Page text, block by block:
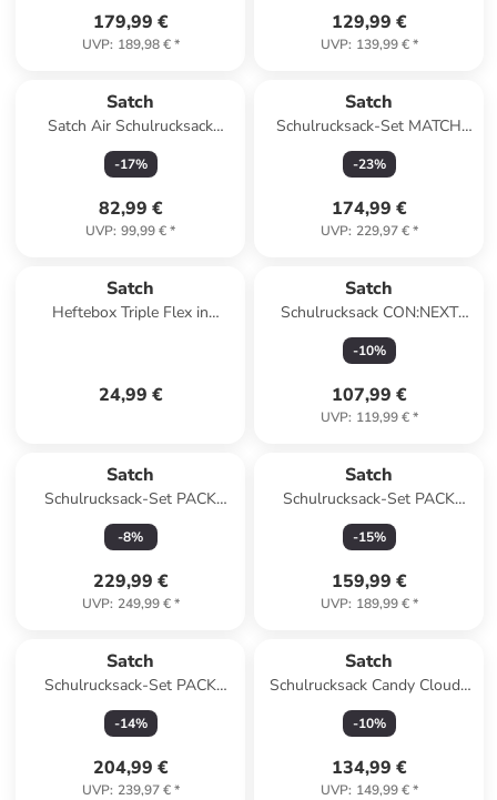
179,99 €
UVP: 189,98 €*
129,99 €
UVP: 139,99 €*
Satch
Satch Air Schulrucksack
Seismic Pink
-17%
82,99 €
UVP: 99,99 €*
Satch
Schulrucksack-Set MATCH
Purple Phantom 3-teilig in
Schwarz
-23%
174,99 €
UVP: 229,97 €*
Satch
Heftebox Triple Flex in
24,99 €
Satch
Schulrucksack CON:NEXT
"Urban Rose Blue" in Blau
-10%
107,99 €
UVP: 119,99 €*
Satch
Schulrucksack-Set PACK
Blurry Faces 4-teilig in
Schwarz
-8%
229,99 €
UVP: 249,99 €*
Satch
Schulrucksack-Set PACK
"Artist " 2-tlg. in Schwarz
-15%
159,99 €
UVP: 189,99 €*
Satch
Schulrucksack-Set PACK
Nordic Black 3-teilig in
Schwarz
-14%
204,99 €
UVP: 239,97 €*
Satch
Schulrucksack Candy Clouds
in rosa/blau
-10%
134,99 €
UVP: 149,99 €*